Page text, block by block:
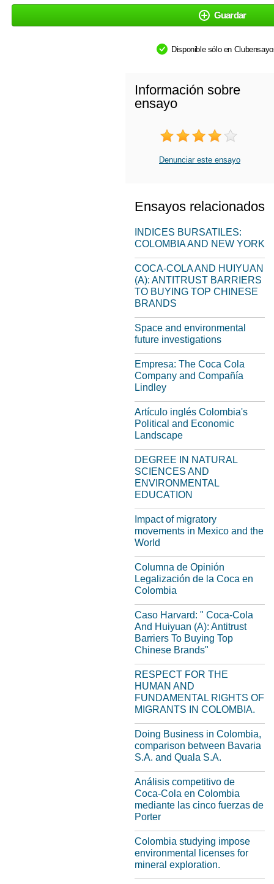
Guardar
Disponible sólo en
Información sobre
ensayo
Denunciar este ensayo
Ensayos relacionados
INDICES BURSATILES:
COLOMBIA AND NEW YORK
COCA-COLA AND HUIYUAN
(A): ANTITRUST BARRIERS
TO BUYING TOP CHINESE
BRANDS
Space and environmental
future investigations
Empresa: The Coca Cola
Company and Compañía
Lindley
Artículo inglés Colombia's
Political and Economic
Landscape
DEGREE IN NATURAL
SCIENCES AND
ENVIRONMENTAL
EDUCATION
Impact of migratory
movements in Mexico and the
World
Columna de Opinión
Legalización de la Coca en
Colombia
Caso Harvard: " Coca-Cola
And Huiyuan (A): Antitrust
Barriers To Buying Top
Chinese Brands"
RESPECT FOR THE
HUMAN AND
FUNDAMENTAL RIGHTS OF
MIGRANTS IN COLOMBIA.
Doing Business in Colombia,
comparison between Bavaria
S.A. and Quala S.A.
Análisis competitivo de
Coca‑Cola en Colombia
mediante las cinco fuerzas de
Porter
Colombia studying impose
environmental licenses for
mineral exploration.